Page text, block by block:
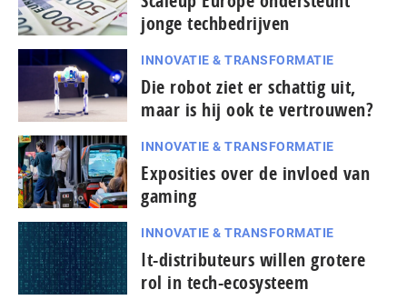
jonge techbedrijven
INNOVATIE & TRANSFORMATIE
Die robot ziet er schattig uit,
maar is hij ook te vertrouwen?
INNOVATIE & TRANSFORMATIE
Exposities over de invloed van
gaming
INNOVATIE & TRANSFORMATIE
It-dis­tri­bu­teurs willen grotere
rol in tech-ecosysteem